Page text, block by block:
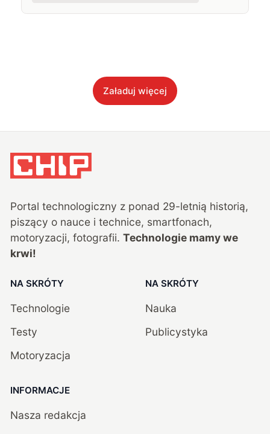
Załaduj więcej
Portal technologiczny z ponad 29-letnią historią,
piszący o nauce i technice, smartfonach,
motoryzacji, fotografii. Technologie mamy we
krwi!
NA SKRÓTY
Technologie
Testy
Motoryzacja
NA SKRÓTY
Nauka
Publicystyka
INFORMACJE
Nasza redakcja